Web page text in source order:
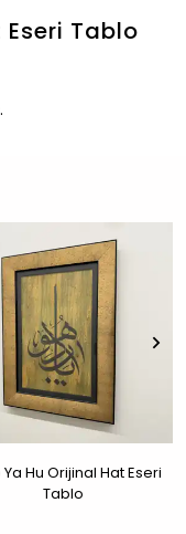
Tablo
Hu Orijinal Hat Eseri
Tablo